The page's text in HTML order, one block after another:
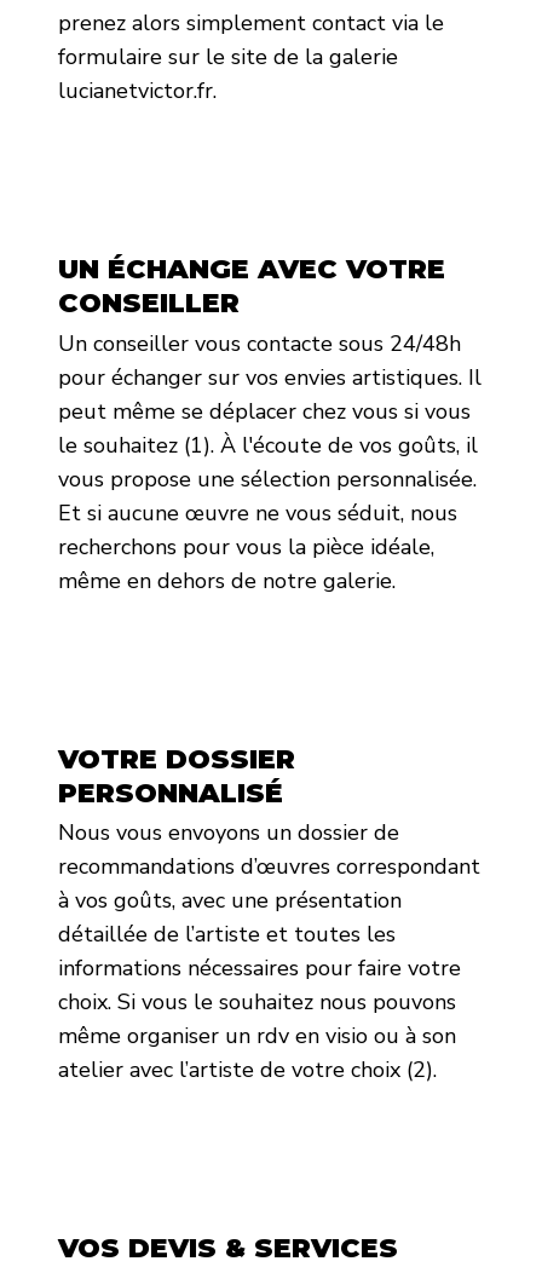
prenez alors simplement contact via le
formulaire sur le site de la galerie
lucianetvictor.fr.
UN ÉCHANGE AVEC VOTRE
CONSEILLER
Un conseiller vous contacte sous 24/48h
pour échanger sur vos envies artistiques. Il
peut même se déplacer chez vous si vous
le souhaitez (1). À l'écoute de vos goûts, il
vous propose une sélection personnalisée.
Et si aucune œuvre ne vous séduit, nous
recherchons pour vous la pièce idéale,
même en dehors de notre galerie.
VOTRE DOSSIER
PERSONNALISÉ
Nous vous envoyons un dossier de
recommandations d’œuvres correspondant
à vos goûts, avec une présentation
détaillée de l’artiste et toutes les
informations nécessaires pour faire votre
choix. Si vous le souhaitez nous pouvons
même organiser un rdv en visio ou à son
atelier avec l’artiste de votre choix (2).
VOS DEVIS & SERVICES